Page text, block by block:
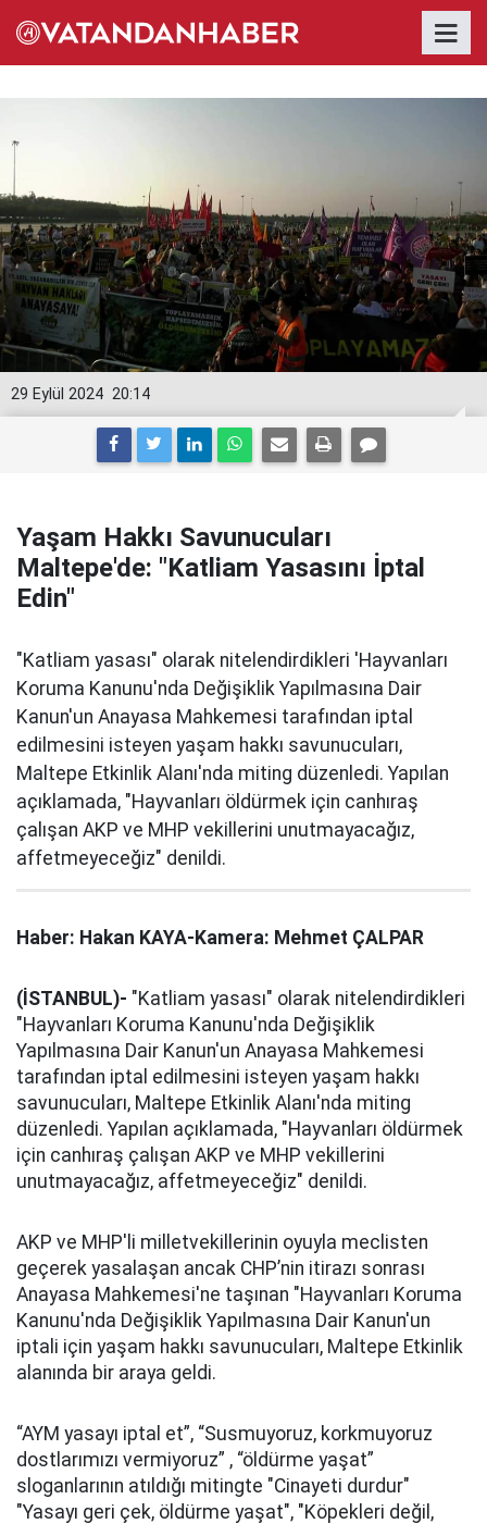
20:14
29 Eylül 2024
Yaşam Hakkı Savunucuları
Maltepe'de: "Katliam Yasasını İptal
Edin"
"Katliam yasası" olarak nitelendirdikleri 'Hayvanları
Koruma Kanunu'nda Değişiklik Yapılmasına Dair
Kanun'un Anayasa Mahkemesi tarafından iptal
edilmesini isteyen yaşam hakkı savunucuları,
Maltepe Etkinlik Alanı'nda miting düzenledi. Yapılan
açıklamada, "Hayvanları öldürmek için canhıraş
çalışan AKP ve MHP vekillerini unutmayacağız,
affetmeyeceğiz" denildi.
Haber: Hakan KAYA-Kamera: Mehmet ÇALPAR
(İSTANBUL)- "Katliam yasası" olarak nitelendirdikleri
"Hayvanları Koruma Kanunu'nda Değişiklik
Yapılmasına Dair Kanun'un Anayasa Mahkemesi
tarafından iptal edilmesini isteyen yaşam hakkı
savunucuları, Maltepe Etkinlik Alanı'nda miting
düzenledi. Yapılan açıklamada, "Hayvanları öldürmek
için canhıraş çalışan AKP ve MHP vekillerini
unutmayacağız, affetmeyeceğiz" denildi.
AKP ve MHP'li milletvekillerinin oyuyla meclisten
geçerek yasalaşan ancak CHP’nin itirazı sonrası
Anayasa Mahkemesi'ne taşınan "Hayvanları Koruma
Kanunu'nda Değişiklik Yapılmasına Dair Kanun'un
iptali için yaşam hakkı savunucuları, Maltepe Etkinlik
alanında bir araya geldi.
“AYM yasayı iptal et”, “Susmuyoruz, korkmuyoruz
dostlarımızı vermiyoruz” , “öldürme yaşat”
sloganlarının atıldığı mitingte "Cinayeti durdur"
"Yasayı geri çek, öldürme yaşat", "Köpekleri değil,